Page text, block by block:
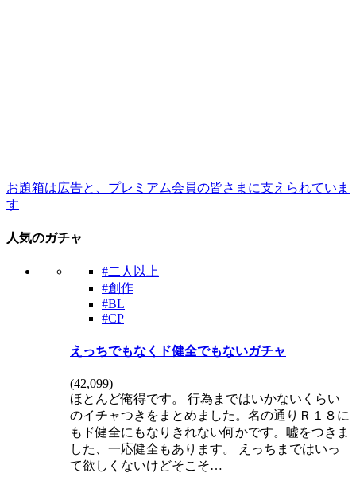
お題箱は広告と、プレミアム会員の皆さまに支えられていま
す
人気のガチャ
#二人以上
#創作
#BL
#CP
えっちでもなくド健全でもないガチャ
(42,099)
ほとんど俺得です。 行為まではいかないくらい
のイチャつきをまとめました。名の通りＲ１８に
もド健全にもなりきれない何かです。嘘をつきま
した、一応健全もあります。 えっちまではいっ
て欲しくないけどそこそ…